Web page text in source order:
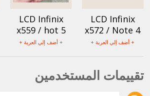
LCD Infinix
x572 / Note 4
+ أضف إلي العربة +
LCD Infinix
x559 / hot 5
+ أضف إلي العربة +
تقييمات المستخدمين